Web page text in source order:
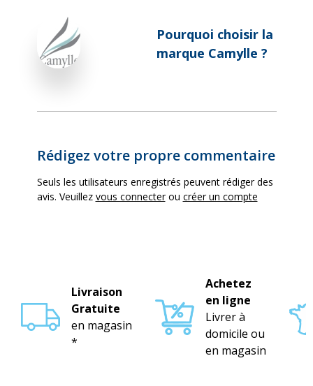
Pourquoi choisir la
marque Camylle ?
Rédigez votre propre commentaire
Seuls les utilisateurs enregistrés peuvent rédiger des
avis. Veuillez vous connecterou créer un compte
Livraison
Gratuite
en magasin
*
Achetez
en ligne
Livrer à
domicile ou
en magasin